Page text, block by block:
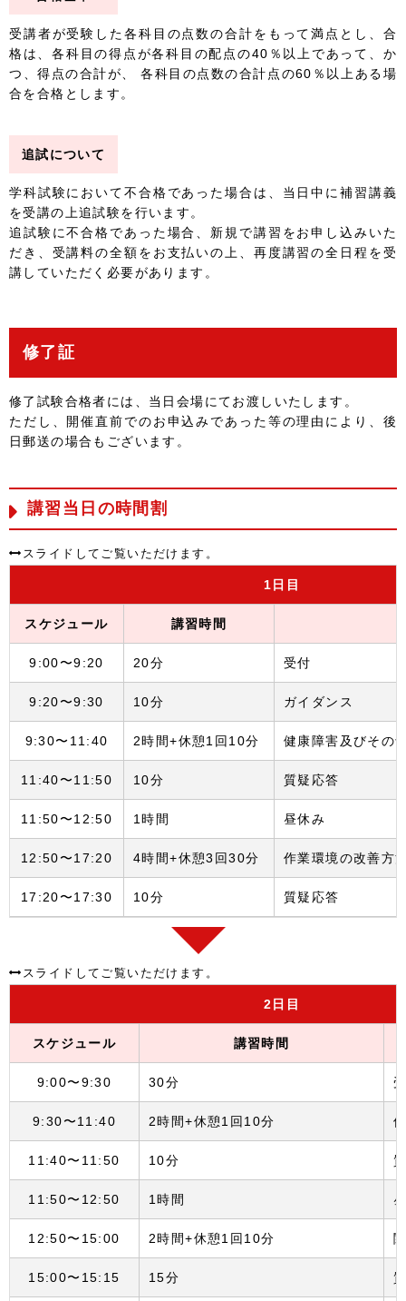
受講者が受験した各科目の点数の合計をもって満点とし、合
格は、各科目の得点が各科目の配点の40％以上であって、か
つ、得点の合計が、 各科目の点数の合計点の60％以上ある場
合を合格とします。
追試について
学科試験において不合格であった場合は、当日中に補習講義
を受講の上追試験を行います。
追試験に不合格であった場合、新規で講習をお申し込みいた
だき、受講料の全額をお支払いの上、再度講習の全日程を受
講していただく必要があります。
修了証
修了試験合格者には、当日会場にてお渡しいたします。
ただし、開催直前でのお申込みであった等の理由により、後
日郵送の場合もございます。
講習当日の時間割
1 日目
スケジュール 講習時間
9:00〜9:20 20分 受付
9:20〜9:30 10分 ガイダンス
9:30〜11:40 2時間+休憩1回10分 健康障害及びその
11:40〜11:50 10分 質疑応答
11:50〜12:50 1時間 昼休み
12:50〜17:20 4時間+休憩3回30分 作業環境の改善方
17:20〜17:30 10分 質疑応答
2 日目
スケジュール 講習時間
9:00〜9:30 30分
9:30〜11:40 2時間+休憩1回10分
11:40〜11:50 10分
11:50〜12:50 1時間
12:50〜15:00 2時間+休憩1回10分
15:00〜15:15 15分